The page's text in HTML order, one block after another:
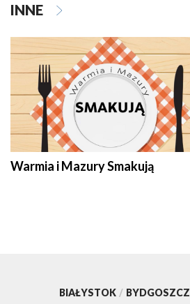
INNE
Warmia i Mazury Smakują
BIAŁYSTOK / BYDGOSZCZ